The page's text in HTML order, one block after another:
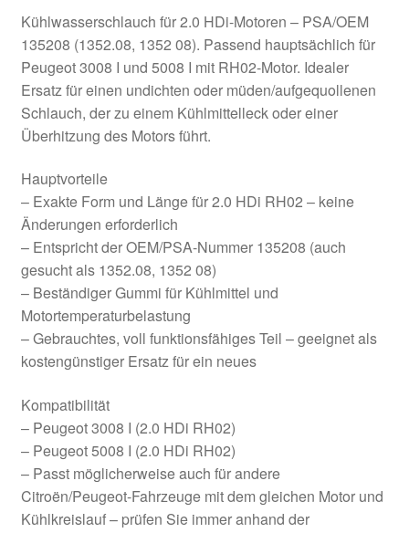
Kühlwasserschlauch für 2.0 HDi-Motoren – PSA/OEM
135208 (1352.08, 1352 08). Passend hauptsächlich für
Peugeot 3008 I und 5008 I mit RH02-Motor. Idealer
Ersatz für einen undichten oder müden/aufgequollenen
Schlauch, der zu einem Kühlmittelleck oder einer
Überhitzung des Motors führt.
Hauptvorteile
– Exakte Form und Länge für 2.0 HDi RH02 – keine
Änderungen erforderlich
– Entspricht der OEM/PSA-Nummer 135208 (auch
gesucht als 1352.08, 1352 08)
– Beständiger Gummi für Kühlmittel und
Motortemperaturbelastung
– Gebrauchtes, voll funktionsfähiges Teil – geeignet als
kostengünstiger Ersatz für ein neues
Kompatibilität
– Peugeot 3008 I (2.0 HDi RH02)
– Peugeot 5008 I (2.0 HDi RH02)
– Passt möglicherweise auch für andere
Citroën/Peugeot-Fahrzeuge mit dem gleichen Motor und
Kühlkreislauf – prüfen Sie immer anhand der